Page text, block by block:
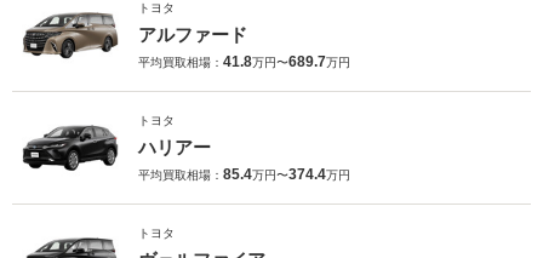
トヨタ
アルファード
平均買取相場： 41.8万円〜689.7万円
トヨタ
ハリアー
平均買取相場： 85.4万円〜374.4万円
トヨタ